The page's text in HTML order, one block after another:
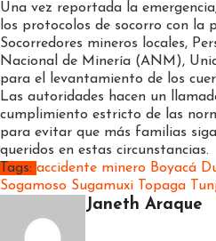
Una vez reportada la
los protocolos de socorro con la
Socorredores mineros locales,
Nacional de Minería (ANM),
para el levantamiento de los
Las autoridades hacen un
cumplimiento estricto de las
para evitar que más familias
queridos en estas circunstancias.
Tags: accidente minero Boyacá
Sogamoso Sugamuxi Topaga
Janeth Araque